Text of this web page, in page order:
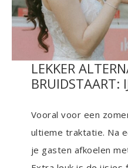
LEKKER
BRUIDSTAART:
Vooral voor een
ultieme traktatie. Na
je gasten afkoelen